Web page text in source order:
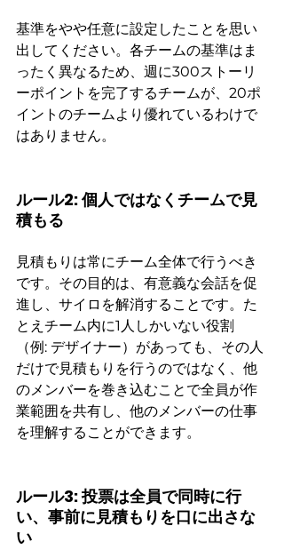
基準をやや任意に設定したことを思い
出してください。各チームの基準はま
ったく異なるため、週に300ストーリ
ーポイントを完了するチームが、20ポ
イントのチームより優れているわけで
はありません。
ルール2: 個人ではなくチームで見
積もる
見積もりは常にチーム全体で行うべき
です。その目的は、有意義な会話を促
進し、サイロを解消することです。た
とえチーム内に1人しかいない役割
（例: デザイナー）があっても、その人
だけで見積もりを行うのではなく、他
のメンバーを巻き込むことで全員が作
業範囲を共有し、他のメンバーの仕事
を理解することができます。
ルール3: 投票は全員で同時に行
い、事前に見積もりを口に出さな
い